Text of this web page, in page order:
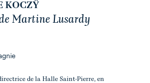
KOCZŸ
Martine Lusardy
de la Halle Saint-Pierre, en